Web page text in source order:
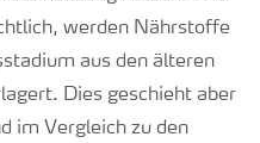
werden Nährstoffe
aus den älteren
Dies geschieht aber
im Vergleich zu den